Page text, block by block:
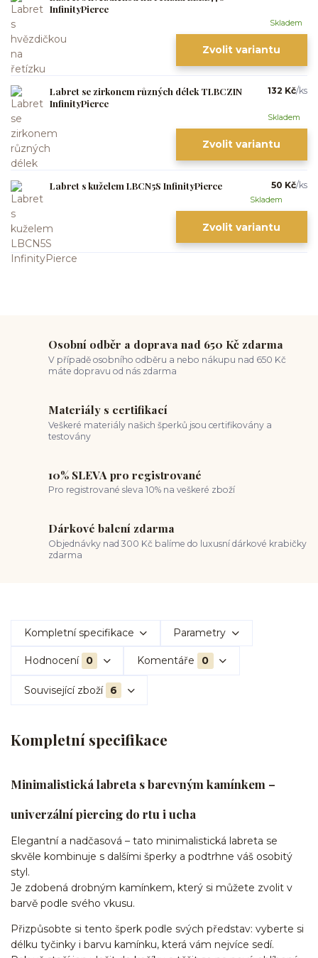
InfinityPierce
Skladem
Zvolit variantu
Labret se zirkonem různých délek TLBCZIN
InfinityPierce
132 Kč/ks
Skladem
Zvolit variantu
Labret s kuželem LBCN5S InfinityPierce 50 Kč/ks
Skladem
Zvolit variantu
Osobní odběr a doprava nad 650 Kč zdarma
V případě osobního odběru a nebo nákupu nad 650 Kč
máte dopravu od nás zdarma
Materiály s certifikací
Veškeré materiály našich šperků jsou certifikovány a
testovány
10% SLEVA pro registrované
Pro registrované sleva 10% na veškeré zboží
Dárkové balení zdarma
Objednávky nad 300 Kč balíme do luxusní dárkové krabičky
zdarma
Kompletní specifikace Parametry
Hodnocení 0 Komentáře 0
Související zboží 6
Kompletní specifikace
Minimalistická labreta s barevným kamínkem –
univerzální piercing do rtu i ucha
Elegantní a nadčasová – tato minimalistická labreta se
skvěle kombinuje s dalšími šperky a podtrhne váš osobitý
styl.
Je zdobená drobným kamínkem, který si můžete zvolit v
barvě podle svého vkusu.
Přizpůsobte si tento šperk podle svých představ: vyberte si
délku tyčinky i barvu kamínku, která vám nejvíce sedí.